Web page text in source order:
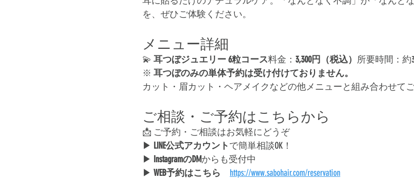
を、ぜひご体験ください。
メニュー詳細
💫 耳つぼジュエリー 6粒コース料金： 3,300円（税込） 所要時間：約
※ 耳つぼのみの単体予約は受け付けておりません。
カット・眉カット・ヘアメイクなどの他メニューと組み合わせて
ご相談・ご予約はこちらから
📩 ご予約・ご相談はお気軽にどうぞ
▶ LINE公式アカウントで簡単相談OK！
▶ InstagramのDMからも受付中
▶ WEB予約はこちら https://www.sabohair.com/reservation